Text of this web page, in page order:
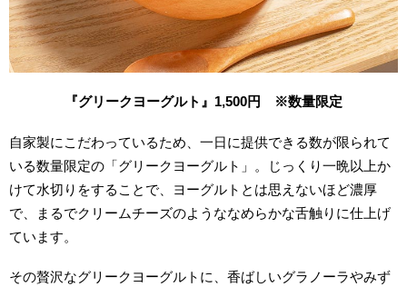
『グリークヨーグルト』1,500円 ※数量限定
自家製にこだわっているため、一日に提供できる数が限られて
いる数量限定の「グリークヨーグルト」。じっくり一晩以上か
けて水切りをすることで、ヨーグルトとは思えないほど濃厚
で、まるでクリームチーズのようななめらかな舌触りに仕上げ
ています。
その贅沢なグリークヨーグルトに、香ばしいグラノーラやみず